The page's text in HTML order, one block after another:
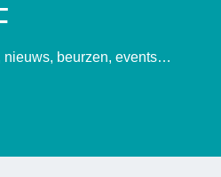
nieuws, beurzen, events…